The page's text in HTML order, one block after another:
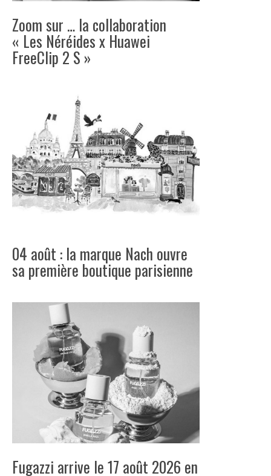
Zoom sur … la collaboration
« Les Néréides x Huawei
FreeClip 2 S »
04 août : la marque Nach ouvre
sa première boutique parisienne
Fugazzi arrive le 17 août 2026 en